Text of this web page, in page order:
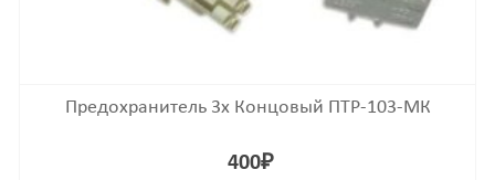
Предохранитель 3х Концовый ПТР-103-МК
400₽